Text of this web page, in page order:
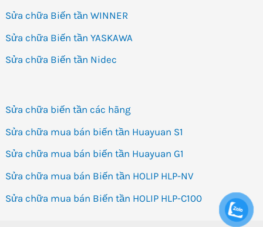
Sửa chữa Biến tần WINNER
Sửa chữa Biến tần YASKAWA
Sửa chữa Biến tần Nidec
Sửa chữa biến tần các hãng
Sửa chữa mua bán biến tần Huayuan S1
Sửa chữa mua bán biến tần Huayuan G1
Sửa chữa mua bán Biến tần HOLIP HLP-NV
Sửa chữa mua bán Biến tần HOLIP HLP-C100